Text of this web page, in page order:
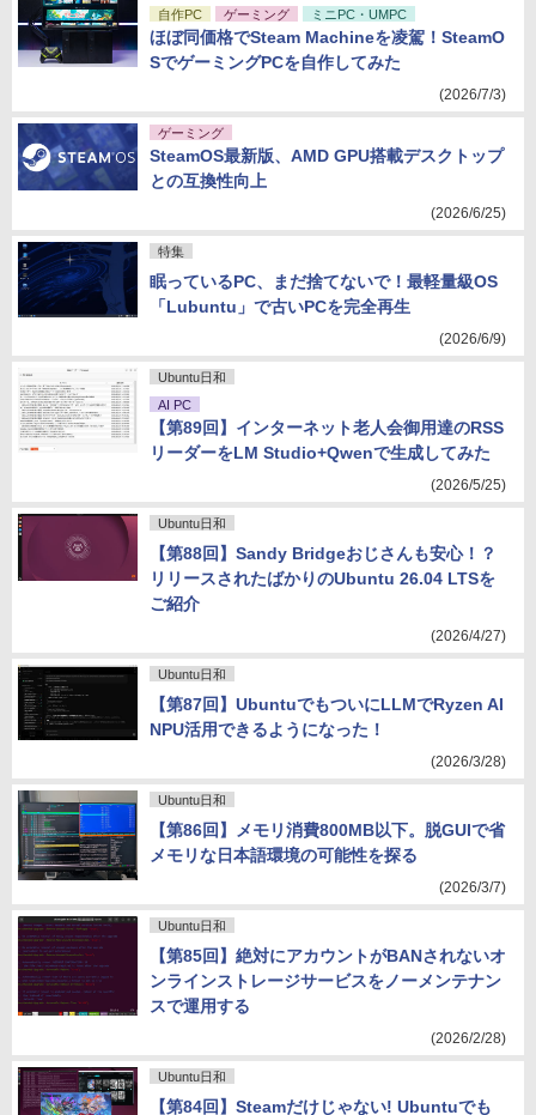
自作PC
ゲーミング ミニPC・UMPC
ほぼ同価格でSteam Machineを凌駕！SteamO
SでゲーミングPCを自作してみた
(2026/7/3)
ゲーミング
SteamOS最新版、AMD GPU搭載デスクトップ
との互換性向上
(2026/6/25)
特集
眠っているPC、まだ捨てないで！最軽量級OS
「Lubuntu」で古いPCを完全再生
(2026/6/9)
Ubuntu日和
AI PC
【第89回】インターネット老人会御用達のRSS
リーダーをLM Studio+Qwenで生成してみた
(2026/5/25)
Ubuntu日和
【第88回】Sandy Bridgeおじさんも安心！？
リリースされたばかりのUbuntu 26.04 LTSを
ご紹介
(2026/4/27)
Ubuntu日和
【第87回】UbuntuでもついにLLMでRyzen AI
NPU活用できるようになった！
(2026/3/28)
Ubuntu日和
【第86回】メモリ消費800MB以下。脱GUIで省
メモリな日本語環境の可能性を探る
(2026/3/7)
Ubuntu日和
【第85回】絶対にアカウントがBANされないオ
ンラインストレージサービスをノーメンテナン
スで運用する
(2026/2/28)
Ubuntu日和
【第84回】Steamだけじゃない! Ubuntuでも